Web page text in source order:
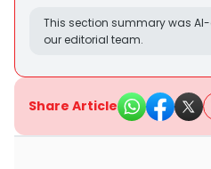
This section summary was
our editorial team.
Share Article